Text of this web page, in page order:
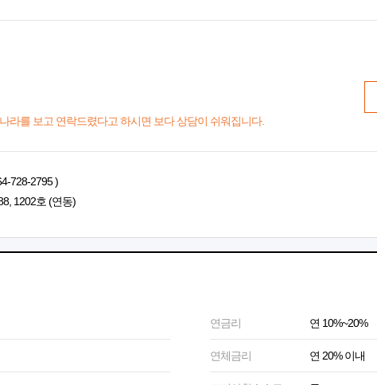
라를 보고 연락드렸다고 하시면 보다 상담이 쉬워집니다.
728-2795 )
1202호 (연동)
연금리 연 10%~20%
연체금리 연 20% 이내